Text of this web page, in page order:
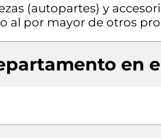
(autopartes) y
al por mayor de otros
en